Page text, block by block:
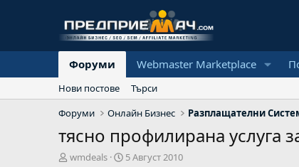
Форуми Webmaster Marketplace
Нови постове
Търси
Форуми
Онлайн Бизнес Разплащателни
тясно профилирана услуга
А
wmdeals
Н
5 Август 2010